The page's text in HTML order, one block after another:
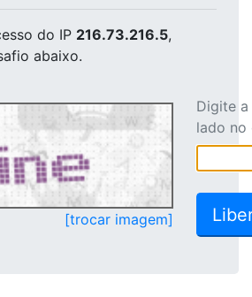
do IP 216.73.216.5,
abaixo.
[trocar imagem]
Digite
lado no